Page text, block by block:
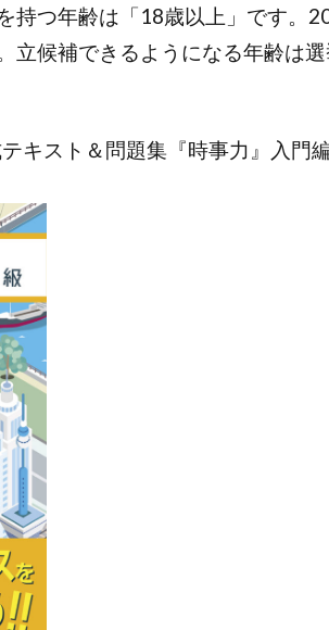
持つ年齢は「18歳以上」です。
立候補できるようになる年齢は
キスト＆問題集『時事力』入門